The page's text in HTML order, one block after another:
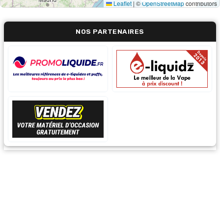
Leaflet | ©OpenStreetMapcontributors
NOS PARTENAIRES